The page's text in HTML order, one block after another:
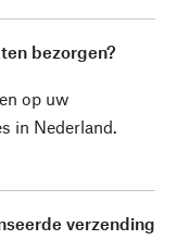
bezorgen?
op uw
in Nederland.
verzending